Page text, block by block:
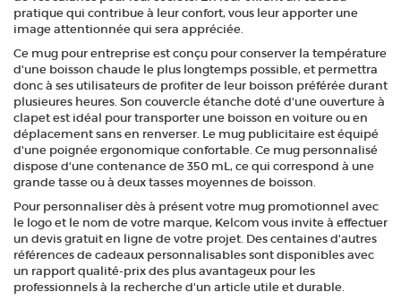
pratique qui contribue à leur confort, vous leur apporter une
image attentionnée qui sera appréciée.
Ce mug pour entreprise est conçu pour conserver la température
d'une boisson chaude le plus longtemps possible, et permettra
donc à ses utilisateurs de profiter de leur boisson préférée durant
plusieures heures. Son couvercle étanche doté d'une ouverture à
clapet est idéal pour transporter une boisson en voiture ou en
déplacement sans en renverser. Le mug publicitaire est équipé
d'une poignée ergonomique confortable. Ce mug personnalisé
dispose d'une contenance de 350 mL, ce qui correspond à une
grande tasse ou à deux tasses moyennes de boisson.
Pour personnaliser dès à présent votre mug promotionnel avec
le logo et le nom de votre marque, Kelcom vous invite à effectuer
un devis gratuit en ligne de votre projet. Des centaines d'autres
références de cadeaux personnalisables sont disponibles avec
un rapport qualité-prix des plus avantageux pour les
professionnels à la recherche d'un article utile et durable.